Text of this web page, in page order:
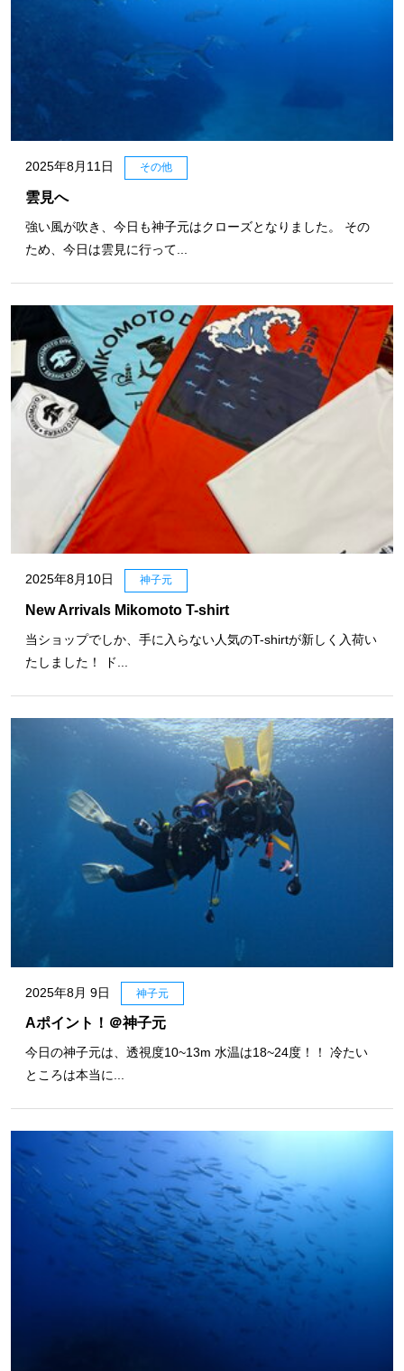
2025年8月11日 その他
雲見へ
強い風が吹き、今日も神子元はクローズとなりました。 その
ため、今日は雲見に行って...
2025年8月10日 神子元
New Arrivals Mikomoto T-shirt
当ショップでしか、手に入らない人気のT-shirtが新しく入荷い
たしました！ ド...
2025年8月 9日 神子元
Aポイント！＠神子元
今日の神子元は、透視度10~13m 水温は18~24度！！ 冷たい
ところは本当に...